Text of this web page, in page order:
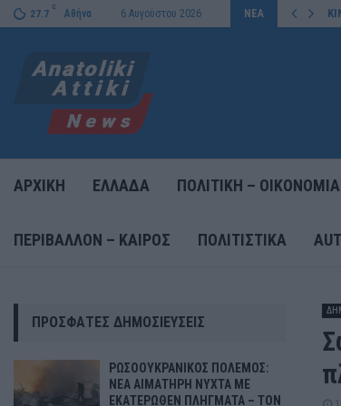
27.7
C
Αθήνα 6 Αυγούστου 2026 ΝΕΑ
ΠΛΗΓΜΑΤΑ – ΤΟΝ…
ΑΡΧΙΚΗ ΕΛΛΑΔΑ ΠΟΛΙΤΙΚΗ – ΟΙΚΟΝΟΜΙΑ
ΠΕΡΙΒΑΛΛΟΝ – ΚΑΙΡΟΣ ΠΟΛΙΤΙΣΤΙΚΑ
ΠΡΌΣΦΑΤΕΣ ΔΗΜΟΣΙΕΎΣΕΙΣ
ΡΩΣΟΟΥΚΡΑΝΙΚΟΣ ΠΟΛΕΜΟΣ:
ΝΕΑ ΑΙΜΑΤΗΡΗ ΝΥΧΤΑ ΜΕ
ΕΚΑΤΕΡΩΘΕΝ ΠΛΗΓΜΑΤΑ – ΤΟΝ